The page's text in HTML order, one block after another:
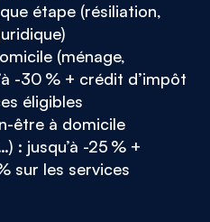
étape (résiliation,
(ménage,
-30 % + crédit d’impôt
éligibles
être à domicile
: jusqu’à -25 % +
sur les services